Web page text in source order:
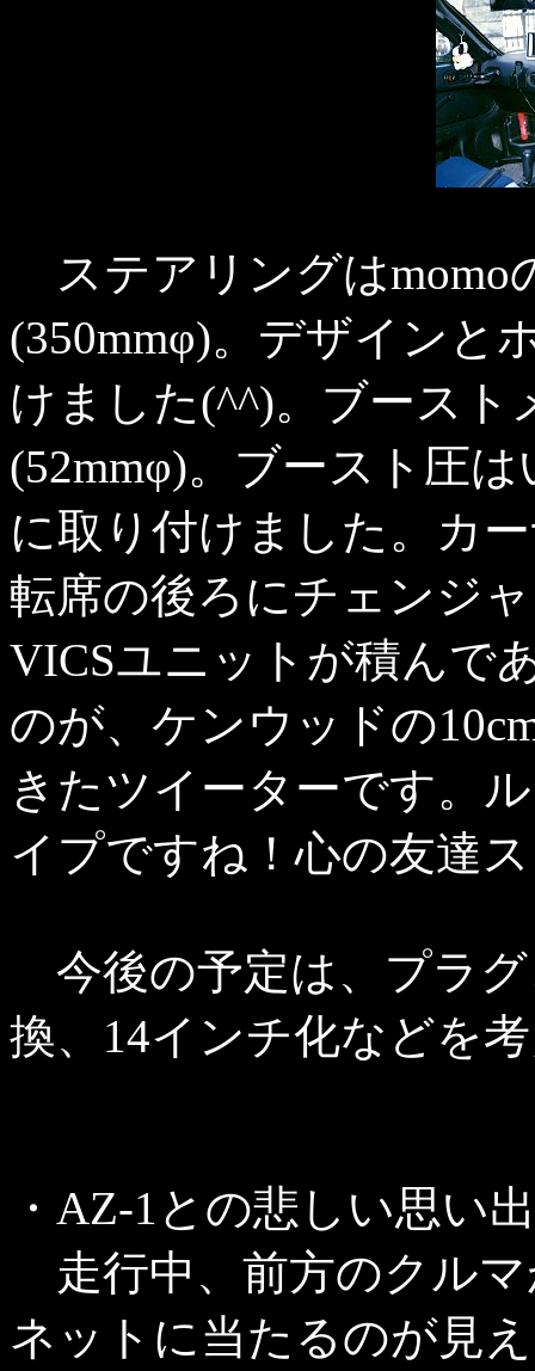
ステアリングはmomo
(350mmφ)。デザインと
けました(^^)。ブースト
(52mmφ)。ブースト圧
に取り付けました。カ
転席の後ろにチェンジ
VICSユニットが積んで
のが、ケンウッドの
きたツイーターです。
イプですね！心の友達
今後の予定は、プラ
換、14インチ化などを
・AZ-1との悲しい思い
走行中、前方のクル
ネットに当たるのが見